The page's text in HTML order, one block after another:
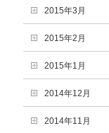
2015年3月
2015年2月
2015年1月
2014年12月
2014年11月